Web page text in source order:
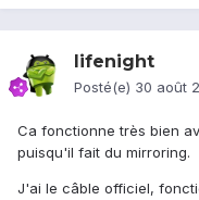
lifenight
Posté(e) 30 août
Ca fonctionne très bien
puisqu'il fait du mirroring.
J'ai le câble officiel,